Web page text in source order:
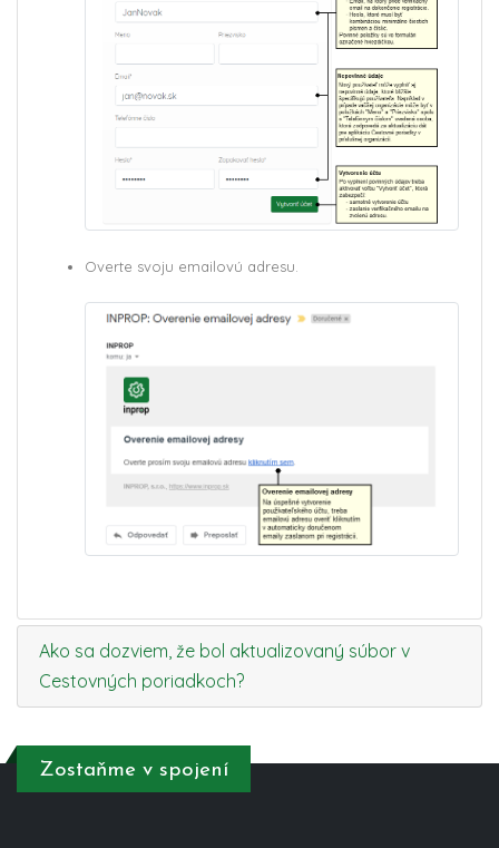
Overte svoju emailovú adresu.
Ako sa dozviem, že bol aktualizovaný súbor v
Cestovných poriadkoch?
Zostaňme v spojení